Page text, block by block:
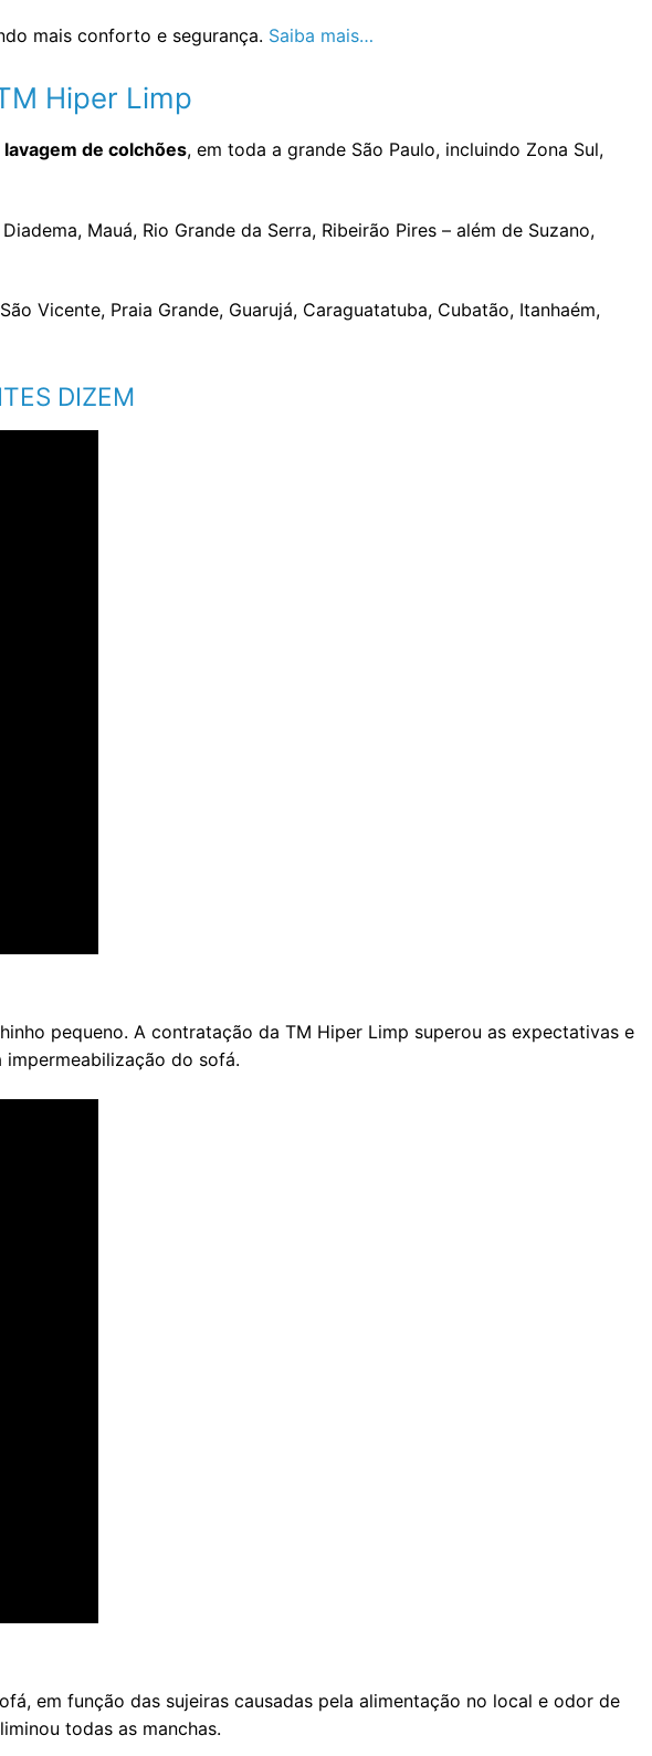
mais conforto e segurança. Saiba mais…
Hiper Limp
lavagem de colchões, em toda a grande São Paulo, incluindo Zona Sul,
Mauá, Rio Grande da Serra, Ribeirão Pires – além de Suzano,
Vicente, Praia Grande, Guarujá, Caraguatatuba, Cubatão, Itanhaém,
DIZEM
pequeno. A contratação da TM Hiper Limp superou as expectativas e
do sofá.
em função das sujeiras causadas pela alimentação no local e odor de
todas as manchas.